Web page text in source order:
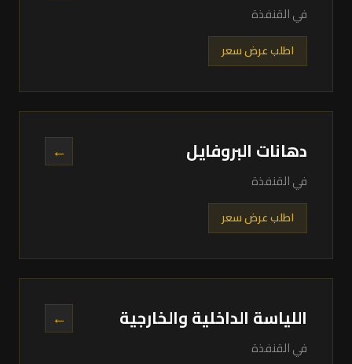
في القنفذة
اطلب عرض سعر
دهانات البروفايل
في القنفذة
اطلب عرض سعر
←
اللياسة الداخلية والخارجية
في القنفذة
←